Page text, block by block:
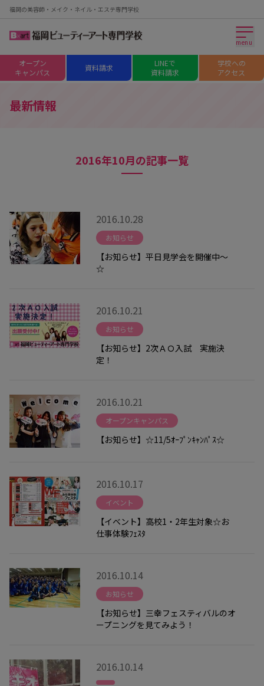
福岡の美容師・メイク・ネイル・エステ専門学校
menu
オープン
キャンパス
資料請求
LINEで
資料請求
学校への
アクセス
最新情報
2016年10月の記事一覧
2016.10.28
お知らせ
【お知らせ】平日見学会を開催中～
☆
2016.10.21
お知らせ
【お知らせ】2次ＡＯ入試 実施決
定！
2016.10.21
オープンキャンパス
【お知らせ】☆11/5ｵｰﾌﾟﾝｷｬﾝﾊﾟｽ☆
2016.10.17
イベント
【イベント】高校1・2年生対象☆お
仕事体験ﾌｪｽﾀ
2016.10.14
お知らせ
【お知らせ】三幸フェスティバルのオ
ープニングを見てみよう！
2016.10.14